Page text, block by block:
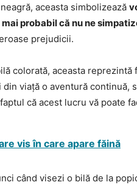
aceasta simbolizează
probabil că nu ne
prejudicii.
colorată, aceasta reprezintă
din viață o aventură continuă,
că acest lucru vă poate
vis în care apare făină
când visezi o bilă de la